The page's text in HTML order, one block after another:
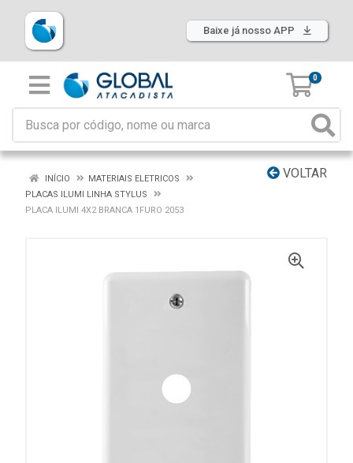
Baixe já nosso APP
0
VOLTAR
INÍCIO
MATERIAIS ELETRICOS
PLACAS ILUMI LINHA STYLUS
PLACA ILUMI 4X2 BRANCA 1FURO 2053